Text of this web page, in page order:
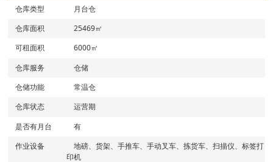
仓库类型
月台仓
仓库面积
25469㎡
可租面积
6000㎡
仓库服务
仓储
仓储功能
常温仓
仓库状态
运营期
是否有月台
有
作业设备
地磅、货架、手推车、手动叉车、拣货车、扫描仪、标签打
印机